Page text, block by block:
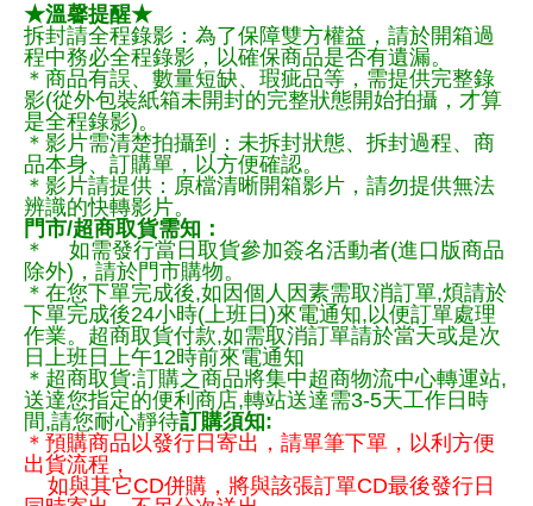
★溫馨提醒★
拆封請全程錄影：為了保障雙方權益，請於開箱過
程中務必全程錄影，以確保商品是否有遺漏。
＊商品有誤、數量短缺、瑕疵品等，需提供完整錄
影(從外包裝紙箱未開封的完整狀態開始拍攝，才算
是全程錄影)。
＊影片需清楚拍攝到：未拆封狀態、拆封過程、商
品本身、訂購單，以方便確認。
＊影片請提供：原檔清晰開箱影片，請勿提供無法
辨識的快轉影片。
門市/超商取貨需知：
＊ 如需發行當日取貨參加簽名活動者(進口版商品
除外)，請於門市購物。
＊在您下單完成後,如因個人因素需取消訂單,煩請於
下單完成後24小時(上班日)來電通知,以便訂單處理
作業。超商取貨付款,如需取消訂單請於當天或是次
日上班日上午12時前來電通知
＊超商取貨:訂購之商品將集中超商物流中心轉運站,
送達您指定的便利商店,轉站送達需3-5天工作日時
間,請您耐心靜待訂購須知:
＊預購商品以發行日寄出，請單筆下單，以利方便
出貨流程，
如與其它CD併購，將與該張訂單CD最後發行日